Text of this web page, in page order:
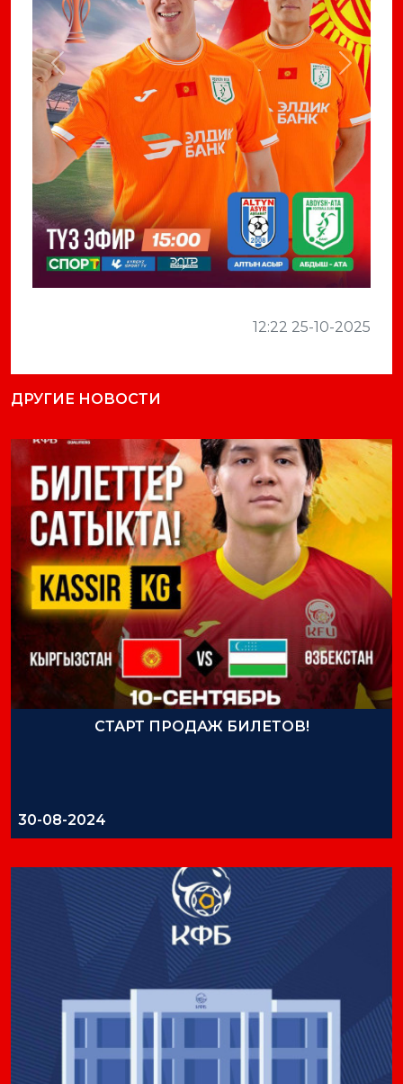
Previous Next
12:22 25-10-2025
ДРУГИЕ НОВОСТИ
СТАРТ ПРОДАЖ БИЛЕТОВ!
30-08-2024